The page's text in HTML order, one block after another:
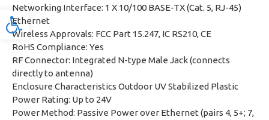
Προσβασιμότητα
Networking Interface: 1 X 10/100 BASE-TX (Cat. 5, RJ-45)
Ethernet
Wireless Approvals: FCC Part 15.247, IC RS210, CE
RoHS Compliance: Yes
RF Connector: Integrated N-type Male Jack (connects
directly to antenna)
Enclosure Characteristics Outdoor UV Stabilized Plastic
Power Rating: Up to 24V
Power Method: Passive Power over Ethernet (pairs 4, 5+; 7,